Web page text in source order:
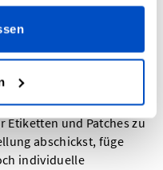
und
unsere Garne sind von
um ein Ausbluten
Etiketten und Patches zu
abschickst, füge
individuelle